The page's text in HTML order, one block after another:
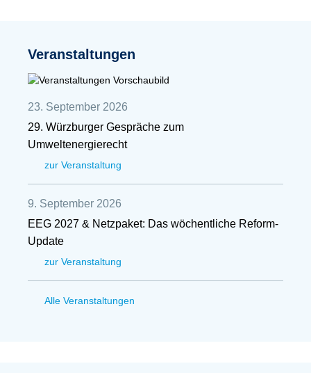
Veranstaltungen
23. September 2026
29. Würzburger Gespräche zum
Umweltenergierecht
zur Veranstaltung
9. September 2026
EEG 2027 & Netzpaket: Das wöchentliche Reform-
Update
zur Veranstaltung
Alle Veranstaltungen